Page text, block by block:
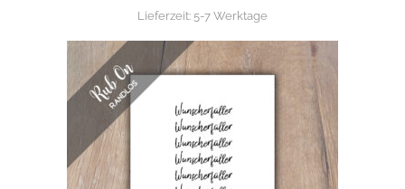
Lieferzeit: 5-7 Werktage